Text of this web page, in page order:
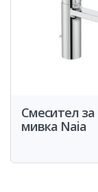
Смесител за
мивка Naia